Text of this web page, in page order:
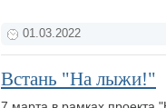
01.03.2022
Встань "На лыжи!"